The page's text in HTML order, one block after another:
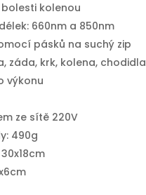
kolenou
660nm a 850nm
pásků na suchý zip
záda, krk, kolena, chodidla
výkonu
ze sítě 220V
490g